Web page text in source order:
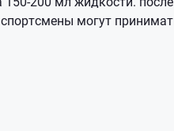
могут